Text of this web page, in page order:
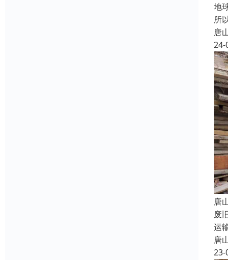
地
所
唐
24-
唐
废
运
唐
23-